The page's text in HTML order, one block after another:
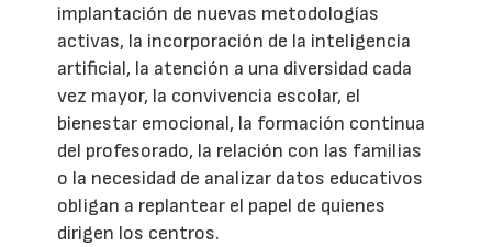
implantación de nuevas metodologías
activas, la incorporación de la inteligencia
artificial, la atención a una diversidad cada
vez mayor, la convivencia escolar, el
bienestar emocional, la formación continua
del profesorado, la relación con las familias
o la necesidad de analizar datos educativos
obligan a replantear el papel de quienes
dirigen los centros.